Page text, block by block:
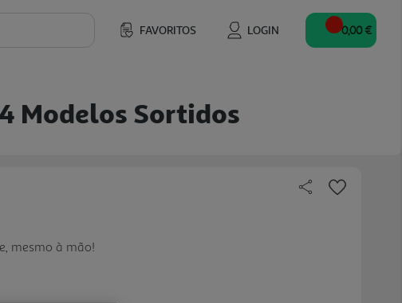
FAVORITOS LOGIN 0,00 €
Modelos Sortidos
mesmo à mão!